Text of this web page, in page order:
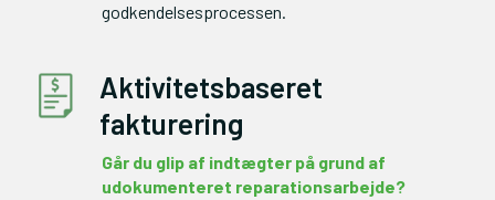
godkendelsesprocessen.
Aktivitetsbaseret
fakturering
Går du glip af indtægter på grund af